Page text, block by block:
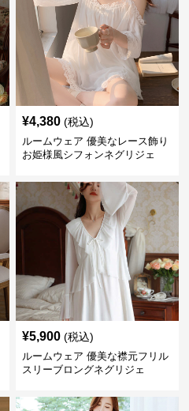
¥4,380 (税込)
ルームウェア 優美なレース飾り
お姫様風シフォンネグリジェ
¥5,900 (税込)
ルームウェア 優美な襟元フリル
スリーブロングネグリジェ